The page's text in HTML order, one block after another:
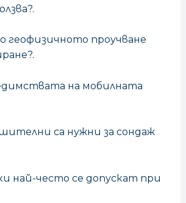
геофизичното проучване
на мобилната
са нужни за сондаж
най-често се допускат при